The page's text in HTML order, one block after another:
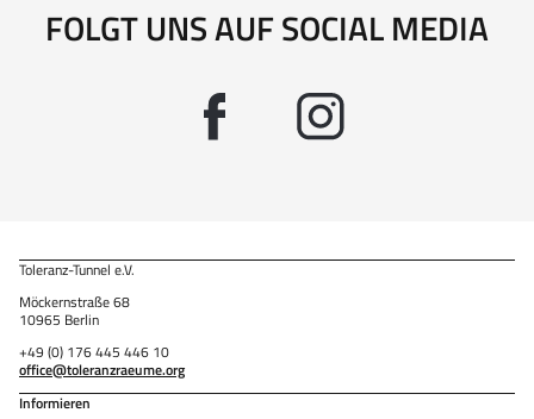
FOLGT UNS AUF SOCIAL MEDIA
Toleranz-Tunnel e.V.
Möckernstraße 68
10965 Berlin
+49 (0) 176 445 446 10
office@toleranzraeume.org
Informieren